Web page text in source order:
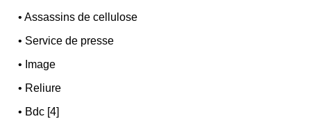
•Assassins de cellulose
• Service de presse
• Image
• Reliure
• Bdc [4]